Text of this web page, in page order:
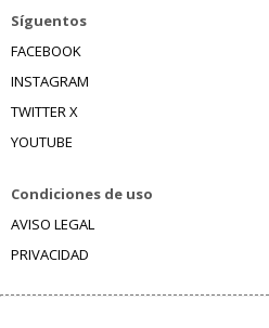
Síguentos
FACEBOOK
INSTAGRAM
TWITTER X
YOUTUBE
Condiciones de uso
AVISO LEGAL
PRIVACIDAD